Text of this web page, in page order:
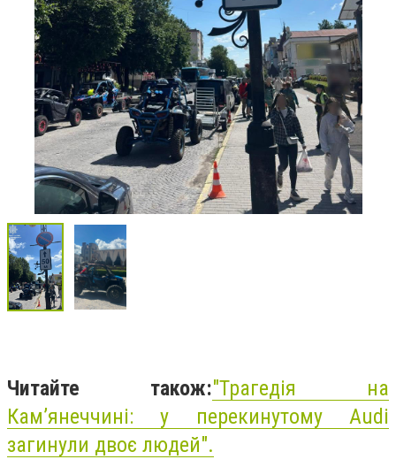
Читайте також:"Трагедія на
Камʼянеччині: у перекинутому Audi
загинули двоє людей".